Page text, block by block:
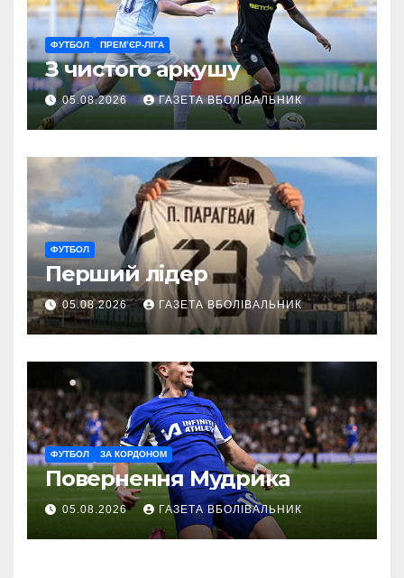
ФУТБОЛ ПРЕМ’ЄР-ЛІГА
З чистого аркушу
05.08.2026 ГАЗЕТА ВБОЛІВАЛЬНИК
ФУТБОЛ
Перший лідер
05.08.2026 ГАЗЕТА ВБОЛІВАЛЬНИК
ФУТБОЛ ЗА КОРДОНОМ
Повернення Мудрика
05.08.2026 ГАЗЕТА ВБОЛІВАЛЬНИК